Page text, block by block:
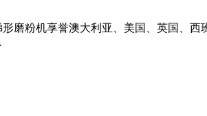
磨粉机享誉澳大利亚、美国、英国、